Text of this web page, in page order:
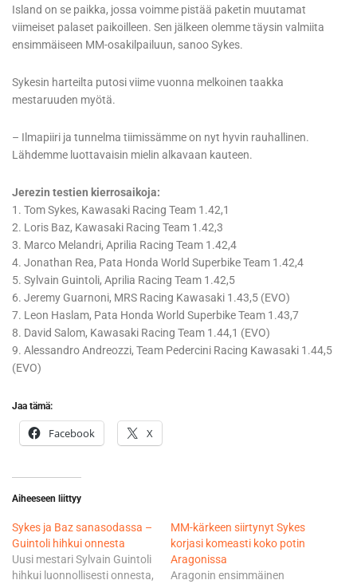
Island on se paikka, jossa voimme pistää paketin muutamat
viimeiset palaset paikoilleen. Sen jälkeen olemme täysin valmiita
ensimmäiseen MM-osakilpailuun, sanoo Sykes.
Sykesin harteilta putosi viime vuonna melkoinen taakka
mestaruuden myötä.
– Ilmapiiri ja tunnelma tiimissämme on nyt hyvin rauhallinen.
Lähdemme luottavaisin mielin alkavaan kauteen.
Jerezin testien kierrosaikoja:
1. Tom Sykes, Kawasaki Racing Team 1.42,1
2. Loris Baz, Kawasaki Racing Team 1.42,3
3. Marco Melandri, Aprilia Racing Team 1.42,4
4. Jonathan Rea, Pata Honda World Superbike Team 1.42,4
5. Sylvain Guintoli, Aprilia Racing Team 1.42,5
6. Jeremy Guarnoni, MRS Racing Kawasaki 1.43,5 (EVO)
7. Leon Haslam, Pata Honda World Superbike Team 1.43,7
8. David Salom, Kawasaki Racing Team 1.44,1 (EVO)
9. Alessandro Andreozzi, Team Pedercini Racing Kawasaki 1.44,5
(EVO)
Jaa tämä:
Facebook X
Aiheeseen liittyy
Sykes ja Baz sanasodassa –
Guintoli hihkui onnesta
Uusi mestari Sylvain Guintoli
hihkui luonnollisesti onnesta,
MM-kärkeen siirtynyt Sykes
korjasi komeasti koko potin
Aragonissa
Aragonin ensimmäinen